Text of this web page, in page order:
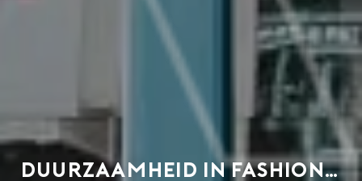
Duurzaamheid in fashion…